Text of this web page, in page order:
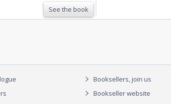
See the book
Booksellers, join us
Bookseller website